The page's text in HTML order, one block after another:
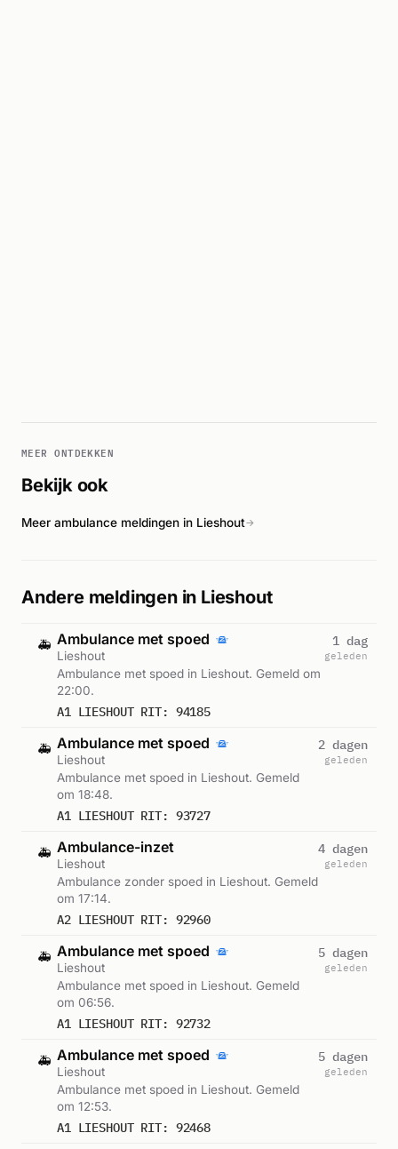
MEER ONTDEKKEN
Bekijk ook
Meer ambulance meldingen in Lieshout→
Andere meldingen in Lieshout
🚑 Ambulance met spoed
Lieshout
Ambulance met spoed in Lieshout. Gemeld om
22:00.
A1 LIESHOUT RIT: 94185
1 dag
geleden
🚑 Ambulance met spoed
Lieshout
Ambulance met spoed in Lieshout. Gemeld
om 18:48.
A1 LIESHOUT RIT: 93727
2 dagen
geleden
🚑 Ambulance-inzet
Lieshout
Ambulance zonder spoed in Lieshout. Gemeld
om 17:14.
A2 LIESHOUT RIT: 92960
4 dagen
geleden
🚑 Ambulance met spoed
Lieshout
Ambulance met spoed in Lieshout. Gemeld
om 06:56.
A1 LIESHOUT RIT: 92732
5 dagen
geleden
🚑 Ambulance met spoed
Lieshout
Ambulance met spoed in Lieshout. Gemeld
om 12:53.
A1 LIESHOUT RIT: 92468
5 dagen
geleden